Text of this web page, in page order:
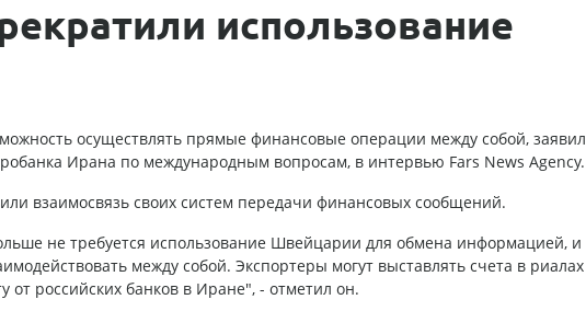
использование
осуществлять прямые финансовые операции между собой, заявил
Ирана по международным вопросам, в интервью Fars News Agency.
взаимосвязь своих систем передачи финансовых сообщений.
не требуется использование Швейцарии для обмена информацией, и
между собой. Экспортеры могут выставлять счета в риалах
от российских банков в Иране", - отметил он.